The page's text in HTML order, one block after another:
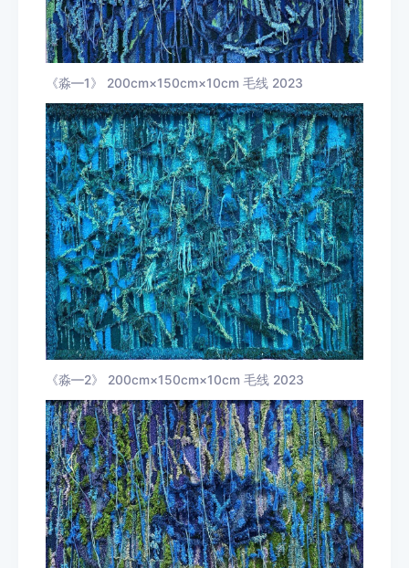
《淼—1》 200cm×150cm×10cm 毛线 2023
《淼—2》 200cm×150cm×10cm 毛线 2023